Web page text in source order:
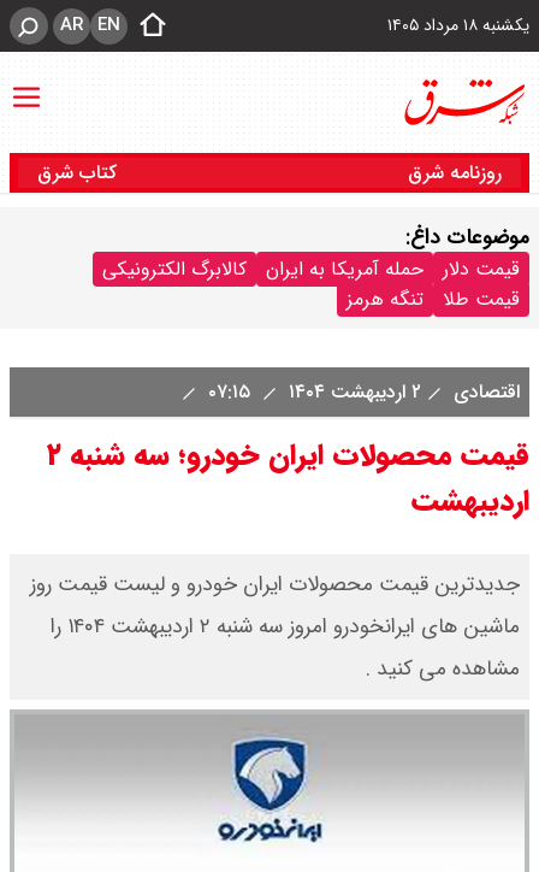
یکشنبه ۱۸ مرداد ۱۴۰۵ EN
AR
روزنامه شرق کتاب شرق
موضوعات داغ:
قیمت دلار حمله آمریکا به ایران
کالابرگ الکترونیکی
قیمت طلا
تنگه هرمز
اقتصادی ۲ اردیبهشت ۱۴۰۴
قیمت محصولات ایران خودرو؛ سه شنبه ۲
اردیبهشت
جدیدترین قیمت محصولات ایران خودرو و لیست قیمت روز
ماشین های ایرانخودرو امروز سه شنبه ۲ اردیبهشت ۱۴۰۴ را
مشاهده می کنید .